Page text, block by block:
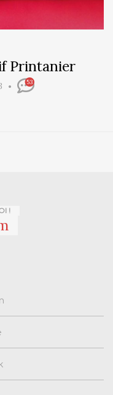
Printanier
53
!